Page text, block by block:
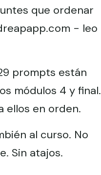
que ordenar
- leo
prompts están
módulos 4 y final.
ellos en orden.
al curso. No
Sin atajos.